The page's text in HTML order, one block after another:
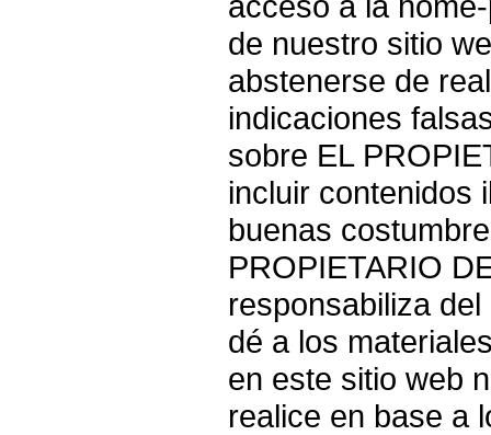
de nuestro sitio
abstenerse de
indicaciones
sobre EL
incluir contenidos
buenas
PROPIETARIO
responsabiliza
dé a los
en este sitio web
realice en base a